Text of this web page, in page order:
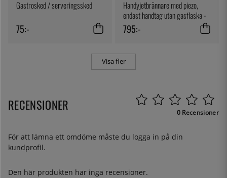
Gastrosked / serveringssked
75:-
Handyjetbrännare med piezo,
endast handtag utan gasflaska -
Sievert
795:-
Visa fler
RECENSIONER 0 Recensioner
För att lämna ett omdöme måste du logga in på din
kundprofil.
Den här produkten har inga recensioner.